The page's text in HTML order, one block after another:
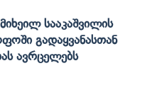
Სააკაშვილის
Გადაყვანასთან
Ავრცელებს